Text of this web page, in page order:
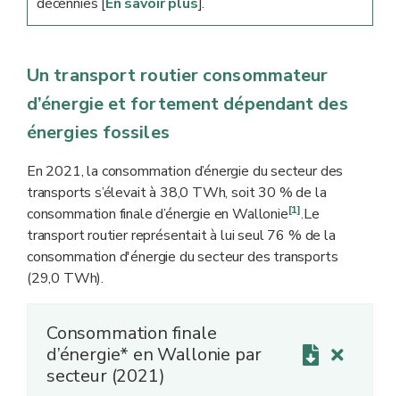
Un transport routier consommateur
d’énergie et fortement dépendant des
énergies fossiles
En 2021, la consommation d’énergie du secteur des
transports s’élevait à 38,0 TWh, soit 30 % de la
consommation finale d’énergie en Wallonie[1].Le
transport routier représentait à lui seul 76 % de la
consommation d'énergie du secteur des transports
(29,0 TWh).
Consommation finale
d’énergie* en Wallonie par
secteur (2021)